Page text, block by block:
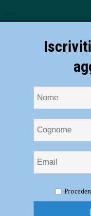
giovanili in lieve calo,